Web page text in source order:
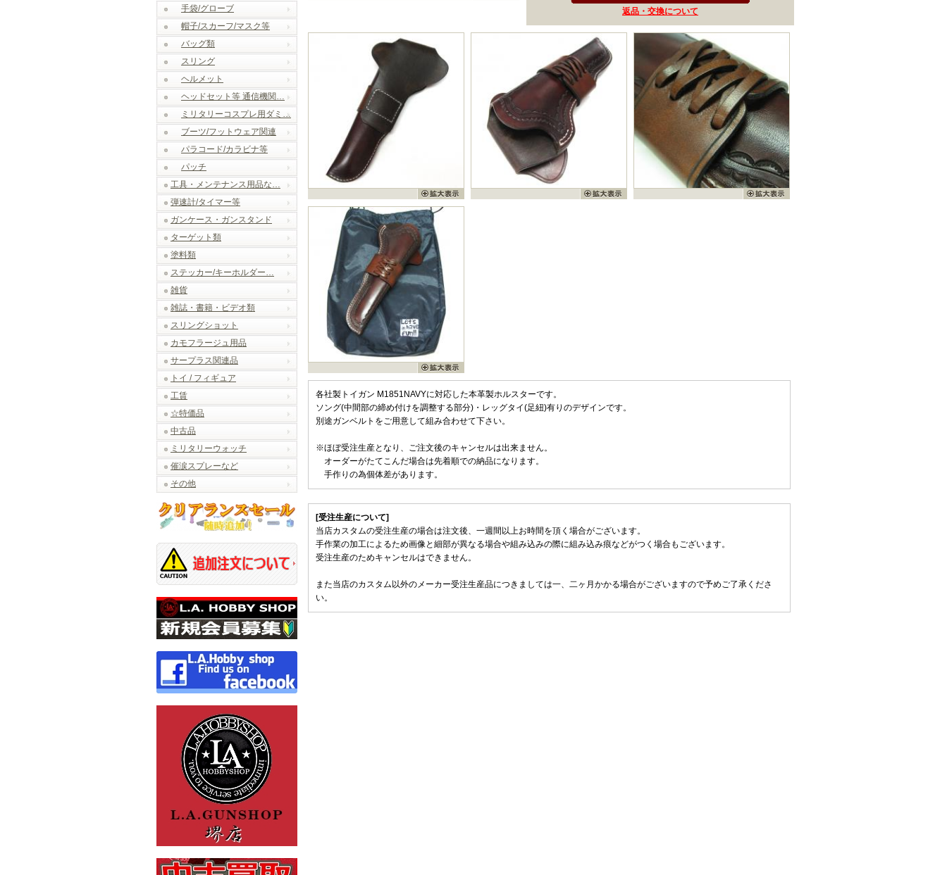
手袋/グローブ
帽子/スカーフ/マスク等
バッグ類
スリング
ヘルメット
ヘッドセット等 通信機関…
ミリタリーコスプレ用ダミ…
ブーツ/フットウェア関連
パラコード/カラビナ等
パッチ
工具・メンテナンス用品な…
弾速計/タイマー等
ガンケース・ガンスタンド
ターゲット類
塗料類
ステッカー/キーホルダー…
雑貨
雑誌・書籍・ビデオ類
スリングショット
カモフラージュ用品
サープラス関連品
トイ / フィギュア
工賃
☆特価品
中古品
ミリタリーウォッチ
催涙スプレーなど
その他
返品・交換について
各社製トイガン M1851NAVYに対応した本革製ホルスターです。
ソング(中間部の締め付けを調整する部分)・レッグタイ(足紐)有りのデザインです。
別途ガンベルトをご用意して組み合わせて下さい。
※ほぼ受注生産となり、ご注文後のキャンセルは出来ません。
オーダーがたてこんだ場合は先着順での納品になります。
手作りの為個体差があります。
[受注生産について]
当店カスタムの受注生産の場合は注文後、一週間以上お時間を頂く場合がございます。
手作業の加工によるため画像と細部が異なる場合や組み込みの際に組み込み痕などがつく場合もございます。
受注生産のためキャンセルはできません。
また当店のカスタム以外のメーカー受注生産品につきましては一、二ヶ月かかる場合がございますので予めご了承くださ
い。